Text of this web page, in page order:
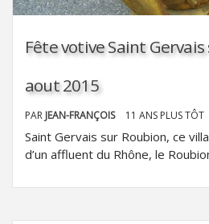
Fête votive Saint
aout 2015
PAR JEAN-FRANÇOIS 11 ANS PLUS TÔT
Saint Gervais sur Roubion, ce
d’un affluent du Rhône, le